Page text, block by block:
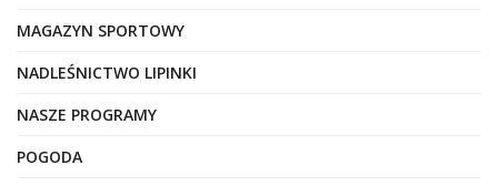
MAGAZYN SPORTOWY
NADLEŚNICTWO LIPINKI
NASZE PROGRAMY
POGODA